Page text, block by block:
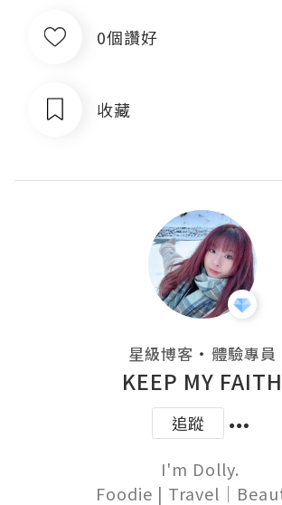
0個讚好
收藏
星級博客 ・ 體驗專員
KEEP MY FAITH
追蹤
I'm Dolly.